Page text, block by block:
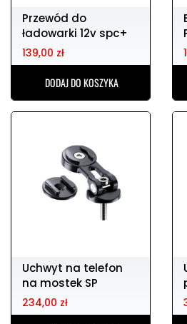
Przewód do
ładowarki 12v spc+
SP CONNECT
139,00 zł
DODAJ DO KOSZYKA
ETUI
Uchwyt na telefon
na mostek SP
CONNECT
234,00 zł